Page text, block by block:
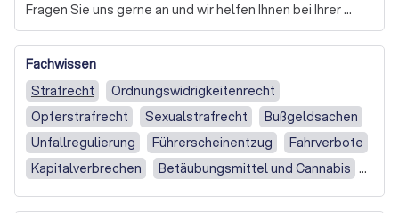
Fragen Sie uns gerne an und wir helfen Ihnen bei Ihrer
Rechtsfrage!
Fachwissen
Strafrecht
Ordnungswidrigkeitenrecht
Opferstrafrecht
Sexualstrafrecht
Bußgeldsachen
Unfallregulierung
Führerscheinentzug
Fahrverbote
Kapitalverbrechen
Betäubungsmittel und Cannabis
Hilfe bei einem Strafverfahren